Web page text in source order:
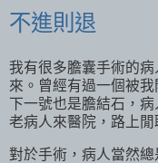
不進則退
我有很多膽囊手術的
來。曾經有過一個被
下一號也是膽結石，
老病人來醫院，路上
對於手術，病人當然